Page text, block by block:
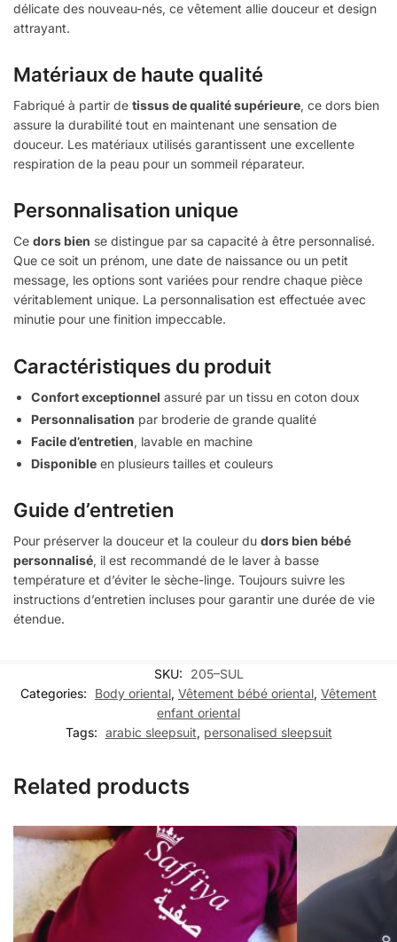
délicate des nouveau-nés, ce vêtement allie douceur et design
attrayant.
Matériaux de haute qualité
Fabriqué à partir de tissus de qualité supérieure, ce dors bien
assure la durabilité tout en maintenant une sensation de
douceur. Les matériaux utilisés garantissent une excellente
respiration de la peau pour un sommeil réparateur.
Personnalisation unique
Ce dors bien se distingue par sa capacité à être personnalisé.
Que ce soit un prénom, une date de naissance ou un petit
message, les options sont variées pour rendre chaque pièce
véritablement unique. La personnalisation est effectuée avec
minutie pour une finition impeccable.
Caractéristiques du produit
Confort exceptionnel assuré par un tissu en coton doux
Personnalisation par broderie de grande qualité
Facile d’entretien, lavable en machine
Disponible en plusieurs tailles et couleurs
Guide d’entretien
Pour préserver la douceur et la couleur du dors bien bébé
personnalisé, il est recommandé de le laver à basse
température et d’éviter le sèche-linge. Toujours suivre les
instructions d’entretien incluses pour garantir une durée de vie
étendue.
SKU:
205–SUL
Categories:
Body oriental, Vêtement bébé oriental, Vêtement
enfant oriental
Tags: arabic sleepsuit, personalised sleepsuit
Related products